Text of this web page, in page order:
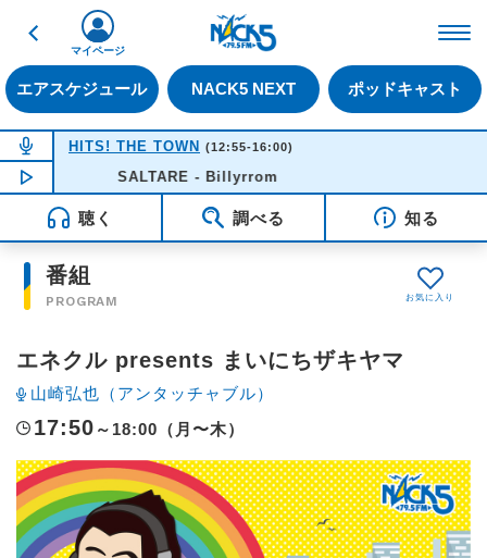
戻る
エアスケジュール NACK5 NEXT ポッドキャスト
マイページ
NOW ON AIR
HITS! THE TOWN (12:55-16:00)
NOW PLAYING14:14
SALTARE - Billyrrom
聴く 調べる 知る
番組
PROGRAM
エネクル presents まいにちザキヤマ
山崎弘也（アンタッチャブル）
17:50 ～18:00（月〜木）